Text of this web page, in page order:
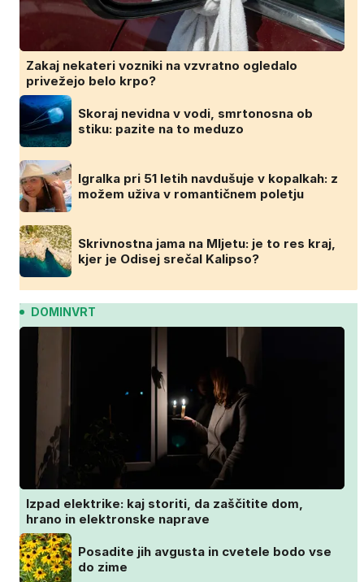
Zakaj nekateri vozniki na vzvratno ogledalo
privežejo belo krpo?
Skoraj nevidna v vodi, smrtonosna ob
stiku: pazite na to meduzo
Igralka pri 51 letih navdušuje v kopalkah: z
možem uživa v romantičnem poletju
Skrivnostna jama na Mljetu: je to res kraj,
kjer je Odisej srečal Kalipso?
DOMINVRT
Izpad elektrike: kaj storiti, da zaščitite dom,
hrano in elektronske naprave
Posadite jih avgusta in cvetele bodo vse
do zime